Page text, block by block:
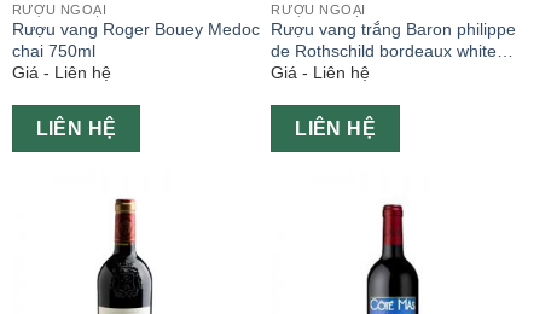
RƯỢU NGOẠI
Rượu vang Roger Bouey Medoc
chai 750ml
Giá - Liên hệ
LIÊN HỆ
RƯỢU NGOẠI
Rượu vang trắng Baron philippe
de Rothschild bordeaux white
750ml
Giá - Liên hệ
LIÊN HỆ